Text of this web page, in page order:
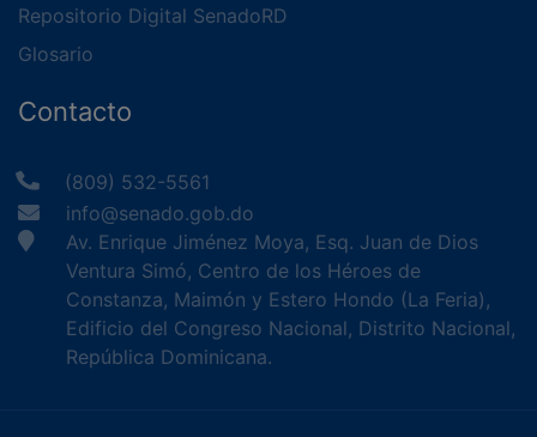
Repositorio Digital SenadoRD
Glosario
Contacto
(809) 532-5561
info@senado.gob.do
Av. Enrique Jiménez Moya, Esq. Juan de Dios
Ventura Simó, Centro de los Héroes de
Constanza, Maimón y Estero Hondo (La Feria),
Edificio del Congreso Nacional, Distrito Nacional,
República Dominicana.